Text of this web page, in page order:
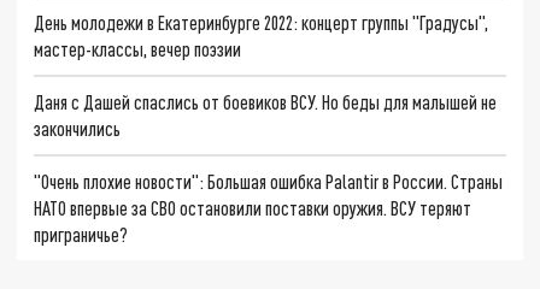
День молодежи в Екатеринбурге 2022: концерт группы "Градусы",
мастер-классы, вечер поэзии
Даня с Дашей спаслись от боевиков ВСУ. Но беды для малышей не
закончились
"Очень плохие новости": Большая ошибка Palantir в России. Страны
НАТО впервые за СВО остановили поставки оружия. ВСУ теряют
приграничье?